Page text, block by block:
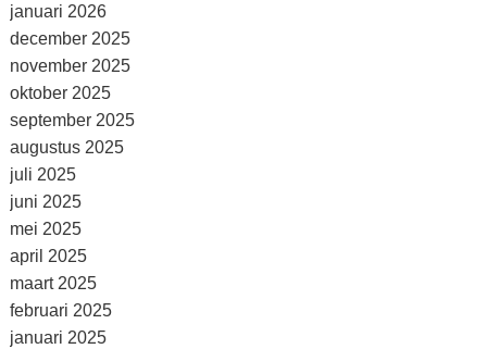
januari 2026
december 2025
november 2025
oktober 2025
september 2025
augustus 2025
juli 2025
juni 2025
mei 2025
april 2025
maart 2025
februari 2025
januari 2025